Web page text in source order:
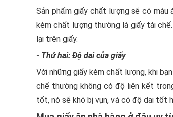
Sản phẩm giấy chất lượng sẽ có màu
kém chất lượng thường là giấy tái
lại trên giấy.
- Thứ hai: Độ dai của giấy
Với những giấy kém chất lượng, khi
chế thường không có độ liên kết
tốt, nó sẽ khó bị vụn, và có độ dai tốt